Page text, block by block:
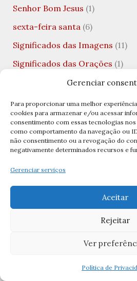
Gerenciar
Para proporcionar uma melhor
cookies para armazenar e/ou acessar
consentimento com essas tecnologias
como comportamento da navegação ou
não consentimento ou a revogação do
negativamente determinados recursos e
Gerenciar serviços
Aceitar
Rejeitar
Ver
Política de
Senhor Bom Jesus (1)
sexta-feira santa(6)
Significados das Imagens (11)
Significados das Orações (1)
Teologia da Prosperidade(1)
Terço(7)
Terço Bizantino(2)
Terço da Misericórdia
Terço de São José
Terço por Dia(3)
(11)
Tradições Católicas(5)